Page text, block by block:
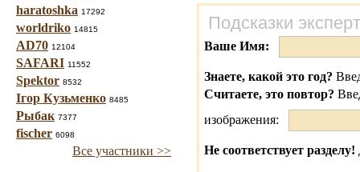
haratoshka 17292
worldriko 14815
AD70 12104
SAFARI 11552
Spektor 8532
Ігор Кузьменко 8485
Рыбак 7377
fischer 6098
Все участники >>
Подсказки
Ваше Имя:
Знаете, какой это год?
Считаете, это повтор?
изображения:
Не соответствует разделу!